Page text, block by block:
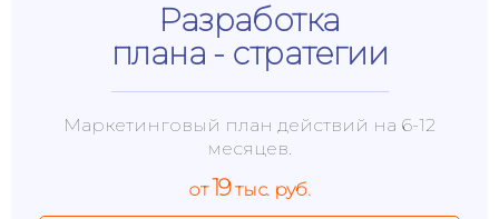
Разработка
плана - стратегии
Маркетинговый план действий на 6-12
месяцев.
от19тыс. руб.